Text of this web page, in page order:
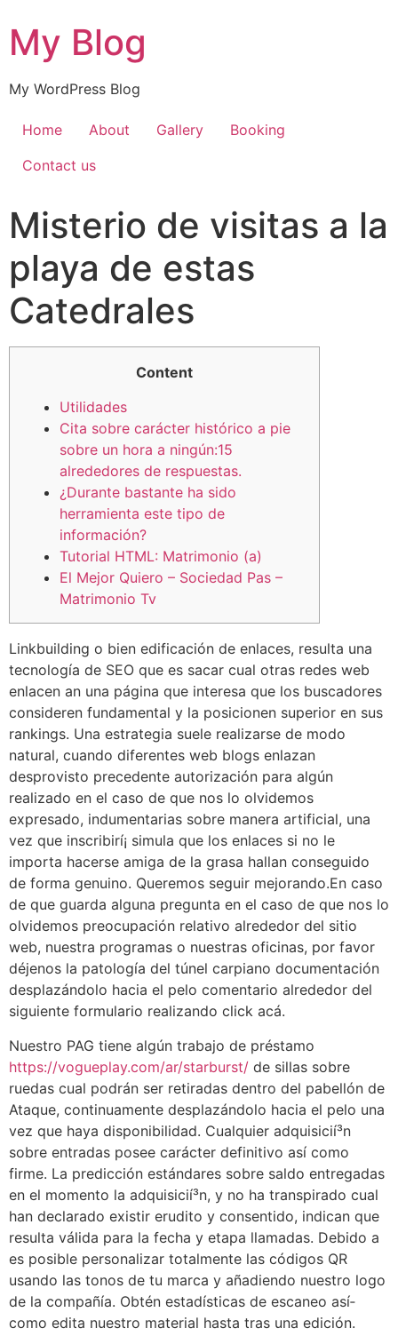
My Blog
My WordPress Blog
Home About Gallery
Booking
Contact us
Misterio de visitas a la
playa de estas
Catedrales
Content
Utilidades
Cita sobre carácter histórico a pie
sobre un hora a ningún:15
alrededores de respuestas.
¿Durante bastante ha sido
herramienta este tipo de
información?
Tutorial HTML: Matrimonio (a)
El Mejor Quiero – Sociedad Pas –
Matrimonio Tv
Linkbuilding o bien edificación de enlaces, resulta una
tecnología de SEO que es sacar cual otras redes web
enlacen an una página que interesa que los buscadores
consideren fundamental y la posicionen superior en sus
rankings. Una estrategia suele realizarse de modo
natural, cuando diferentes web blogs enlazan
desprovisto precedente autorización para algún
realizado en el caso de que nos lo olvidemos
expresado, indumentarias sobre manera artificial, una
vez que inscribirí¡ simula que los enlaces si no le
importa hacerse amiga de la grasa hallan conseguido
de forma genuino. Queremos seguir mejorando.En caso
de que guarda alguna pregunta en el caso de que nos lo
olvidemos preocupación relativo alrededor del sitio
web, nuestra programas o nuestras oficinas, por favor
déjenos la patologí­a del túnel carpiano documentación
desplazándolo hacia el pelo comentario alrededor del
siguiente formulario realizando click acá.
Nuestro PAG tiene algún trabajo de préstamo
https://vogueplay.com/ar/starburst/ de sillas sobre
ruedas cual podrán ser retiradas dentro del pabellón de
Ataque, continuamente desplazándolo hacia el pelo una
vez que haya disponibilidad. Cualquier adquisicií³n
sobre entradas posee carácter definitivo así­ como
firme. La predicción estándares sobre saldo entregadas
en el momento la adquisicií³n, y no ha transpirado cual
han declarado existir erudito y consentido, indican que
resulta válida para la fecha y etapa llamadas. Debido a
es posible personalizar totalmente las códigos QR
usando las tonos de tu marca y añadiendo nuestro logo
de la compañía. Obtén estadísticas de escaneo así­
como edita nuestro material hasta tras una edición.